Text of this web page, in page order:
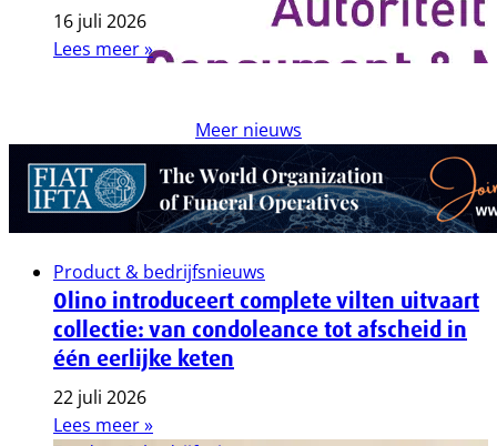
16 juli 2026
Lees meer »
Meer nieuws
Product & bedrijfsnieuws
Olino introduceert complete vilten uitvaart
collectie: van condoleance tot afscheid in
één eerlijke keten
22 juli 2026
Lees meer »